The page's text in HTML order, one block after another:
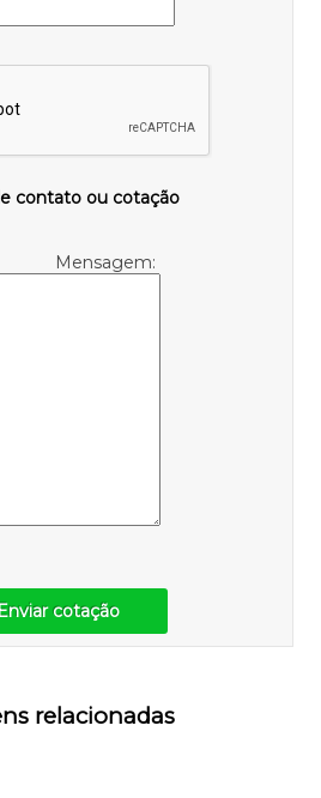
contato ou cotação
Mensagem:
cotação
relacionadas